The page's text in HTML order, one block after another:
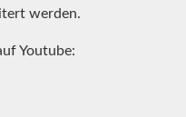
werden.
Youtube: